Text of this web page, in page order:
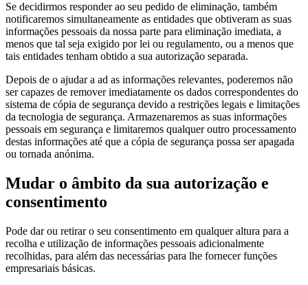
Se decidirmos responder ao seu pedido de eliminação, também
notificaremos simultaneamente as entidades que obtiveram as suas
informações pessoais da nossa parte para eliminação imediata, a
menos que tal seja exigido por lei ou regulamento, ou a menos que
tais entidades tenham obtido a sua autorização separada.
Depois de o ajudar a ad as informações relevantes, poderemos não
ser capazes de remover imediatamente os dados correspondentes do
sistema de cópia de segurança devido a restrições legais e limitações
da tecnologia de segurança. Armazenaremos as suas informações
pessoais em segurança e limitaremos qualquer outro processamento
destas informações até que a cópia de segurança possa ser apagada
ou tornada anónima.
Mudar o âmbito da sua autorização e
consentimento
Pode dar ou retirar o seu consentimento em qualquer altura para a
recolha e utilização de informações pessoais adicionalmente
recolhidas, para além das necessárias para lhe fornecer funções
empresariais básicas.